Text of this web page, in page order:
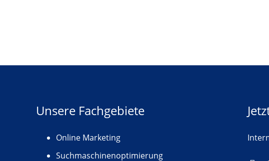
Unsere Fachgebiete
Online Marketing
Suchmaschinenoptimierung